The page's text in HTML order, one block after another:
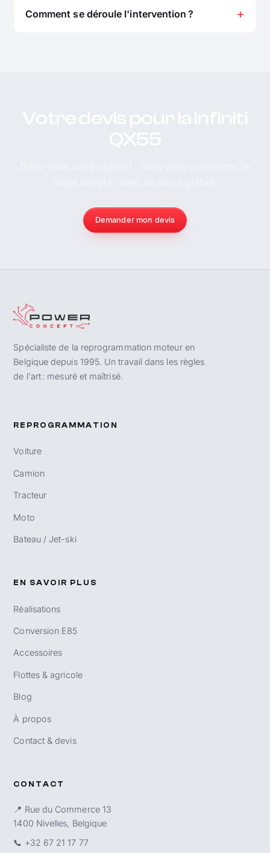
Comment se déroule l'intervention ?
Demander mon devis
Spécialiste de la reprogrammation moteur en
Belgique depuis 1995. Un travail dans les règles
de l'art : mesuré et maîtrisé.
REPROGRAMMATION
Voiture
Camion
Tracteur
Moto
Bateau / Jet-ski
EN SAVOIR PLUS
Réalisations
Conversion E85
Accessoires
Flottes & agricole
Blog
À propos
Contact & devis
CONTACT
📍 Rue du Commerce 13
1400 Nivelles, Belgique
📞 +32 67 21 17 77